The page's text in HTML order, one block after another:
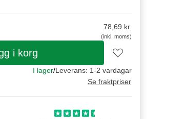
78,69 kr.
(inkl. moms)
i korg
I lager/Leverans: 1-2 vardagar
Se fraktpriser